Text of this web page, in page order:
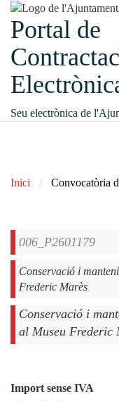
Portal de
Seu electrònica de
Inici Convocatòria
006_P2601179
Conservació i
Frederic Marès
Conservació i
al Museu Frederic
Import sense IVA